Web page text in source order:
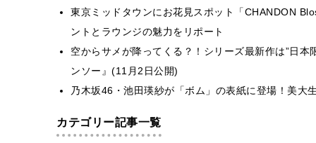
東京ミッドタウンにお花見スポット「CHANDON
ントとラウンジの魅力をリポート
空からサメが降ってくる？！シリーズ最新作は”日
ンソー』(11月2日公開)
乃木坂46・池田瑛紗が「ボム」の表紙に登場！美大
カテゴリー記事一覧